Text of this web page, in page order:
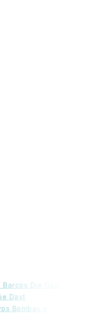
Die Cast
Dast
Bombas y